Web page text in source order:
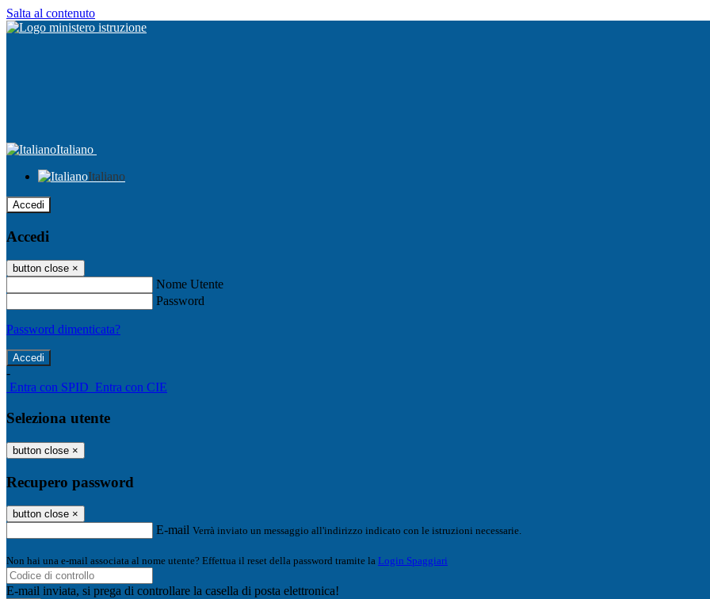
Salta al contenuto
Italiano
Italiano
Accedi
Accedi
button close ×
Nome Utente
Password
Password dimenticata?
-
Entra con SPID Entra con CIE
Seleziona utente
button close ×
Recupero password
button close ×
E-mail Verrà inviato un messaggio all'indirizzo indicato con le istruzioni necessarie.
Non hai una e-mail associata al nome utente? Effettua il reset della password tramite la Login Spaggiari
E-mail inviata, si prega di controllare la casella di posta elettronica!